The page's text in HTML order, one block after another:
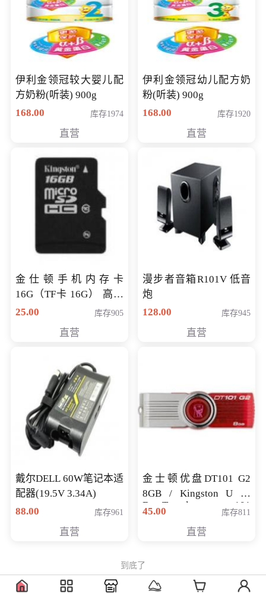
伊利金领冠较大婴儿配
方奶粉(听装) 900g
168.00
库存1974
直营
伊利金领冠幼儿配方奶
粉(听装) 900g
168.00
库存1920
直营
金仕顿手机内存卡
16G（TF卡 16G） 高速
卡 CLASS 10
25.00 库存905
直营
漫步者音箱R101V 低音
炮
128.00
库存945
直营
戴尔DELL 60W笔记本适
配器(19.5V 3.34A)
88.00
库存961
直营
金士顿优盘DT101 G2
8GB / Kingston U 盘
DataTraveler 101
Generati
45.00 库存811
直营
到底了